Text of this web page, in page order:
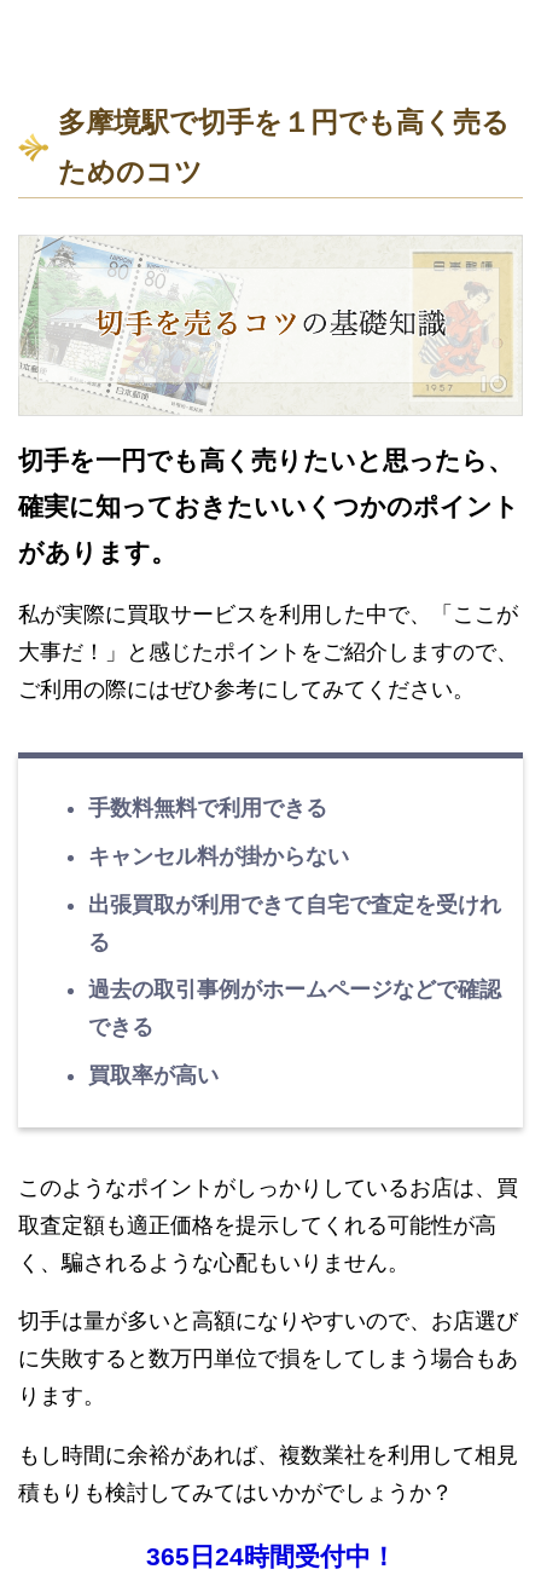
多摩境駅で切手を１円でも高く売る
ためのコツ
切手を一円でも高く売りたいと思ったら、
確実に知っておきたいいくつかのポイント
があります。
私が実際に買取サービスを利用した中で、「ここが
大事だ！」と感じたポイントをご紹介しますので、
ご利用の際にはぜひ参考にしてみてください。
手数料無料で利用できる
キャンセル料が掛からない
出張買取が利用できて自宅で査定を受けれ
る
過去の取引事例がホームページなどで確認
できる
買取率が高い
このようなポイントがしっかりしているお店は、買
取査定額も適正価格を提示してくれる可能性が高
く、騙されるような心配もいりません。
切手は量が多いと高額になりやすいので、お店選び
に失敗すると数万円単位で損をしてしまう場合もあ
ります。
もし時間に余裕があれば、複数業社を利用して相見
積もりも検討してみてはいかがでしょうか？
365日24時間受付中！